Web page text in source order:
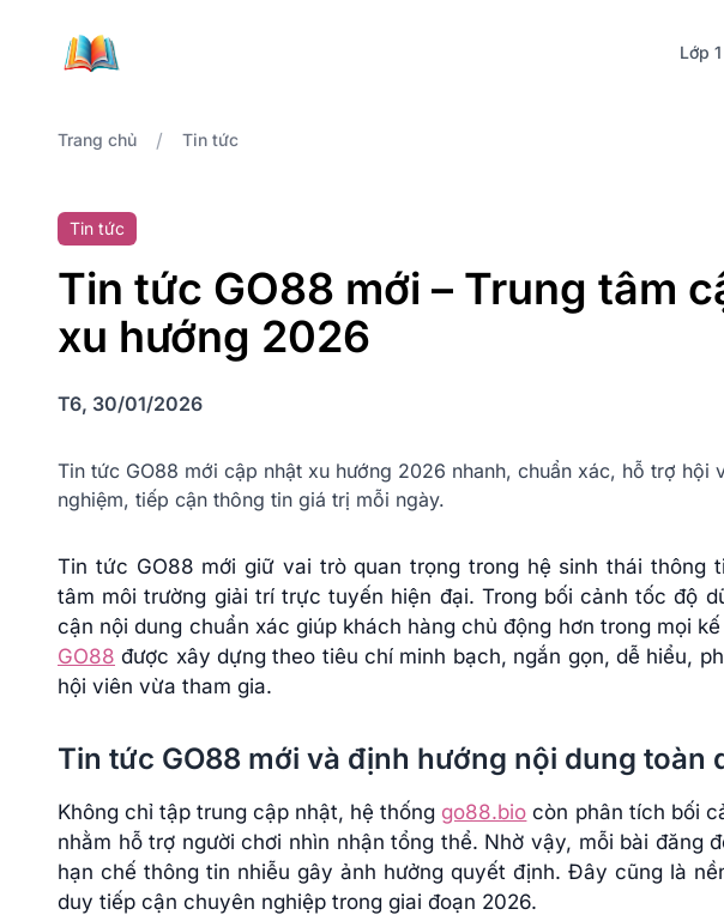
Lớp 1
Trang chủ / Tin tức
Tin tức
Tin tức GO88 mới – Trung tâm
xu hướng 2026
T6, 30/01/2026
Tin tức GO88 mới cập nhật xu hướng 2026 nhanh, chuẩn xác, hỗ trợ hội
nghiệm, tiếp cận thông tin giá trị mỗi ngày.
Tin tức GO88 mới giữ vai trò quan trọng trong hệ sinh thái thông
tâm môi trường giải trí trực tuyến hiện đại. Trong bối cảnh tốc độ
cận nội dung chuẩn xác giúp khách hàng chủ động hơn trong mọi
GO88 được xây dựng theo tiêu chí minh bạch, ngắn gọn, dễ hiểu,
hội viên vừa tham gia.
Tin tức GO88 mới và định hướng nội dung toàn
Không chỉ tập trung cập nhật, hệ thống go88.bio còn phân tích bối
nhằm hỗ trợ người chơi nhìn nhận tổng thể. Nhờ vậy, mỗi bài đăng
hạn chế thông tin nhiễu gây ảnh hưởng quyết định. Đây cũng là
duy tiếp cận chuyên nghiệp trong giai đoạn 2026.